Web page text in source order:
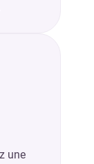
une